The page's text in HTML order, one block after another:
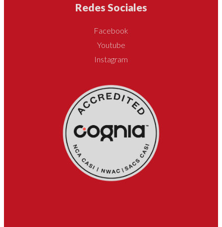
Redes Sociales
Facebook
Youtube
Instagram